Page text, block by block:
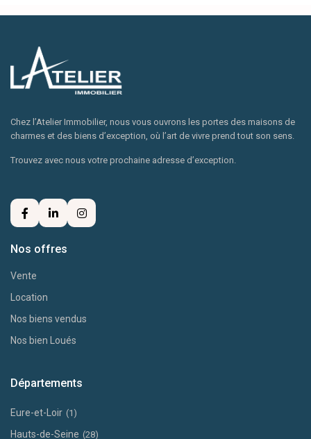
Chez l’Atelier Immobilier, nous vous ouvrons les portes des maisons de
charmes et des biens d’exception, où l’art de vivre prend tout son sens.
Trouvez avec nous votre prochaine adresse d’exception.
Nos offres
Vente
Location
Nos biens vendus
Nos bien Loués
Départements
Eure-et-Loir (1)
Hauts-de-Seine (28)